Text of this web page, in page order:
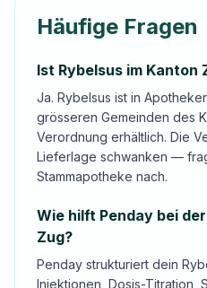
Häufige Fragen
Ist Rybelsus im Kanton
Ja. Rybelsus ist in
grösseren Gemeinden des
Verordnung erhältlich. Die
Lieferlage schwanken —
Stammapotheke nach.
Wie hilft Penday bei
Zug?
Penday strukturiert dein
Injektionen, Dosis-Titration,